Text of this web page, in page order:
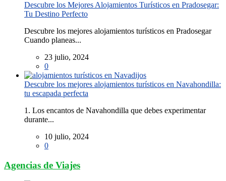
Descubre los Mejores Alojamientos Turísticos en Pradosegar:
Tu Destino Perfecto
Descubre los mejores alojamientos turísticos en Pradosegar
Cuando planeas...
23 julio, 2024
0
Descubre los mejores alojamientos turísticos en Navahondilla:
tu escapada perfecta
1. Los encantos de Navahondilla que debes experimentar
durante...
10 julio, 2024
0
Agencias de Viajes